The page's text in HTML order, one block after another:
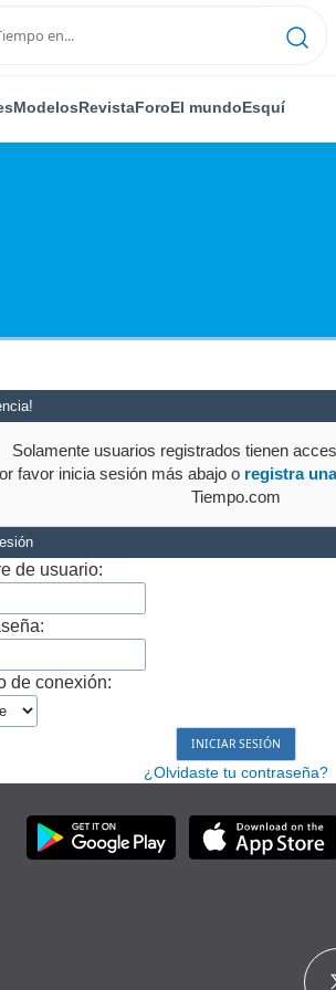
ModelosRevistaForoEl mundoEsquí
Solamente usuarios registrados tienen
favor inicia sesión más abajo o registra
Tiempo.com
de usuario:
de conexión:
¿Olvidaste tu contraseña?